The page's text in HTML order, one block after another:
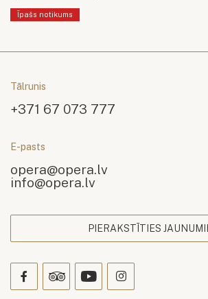
Īpašs notikums
Tālrunis
+371 67 073 777
E-pasts
opera@opera.lv
info@opera.lv
PIERAKSTĪTIES